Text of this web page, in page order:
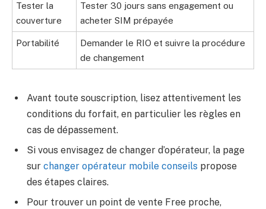
Tester la
couverture
Tester 30 jours sans engagement ou
acheter SIM prépayée
Portabilité
Demander le RIO et suivre la procédure
de changement
Avant toute souscription, lisez attentivement les
conditions du forfait, en particulier les règles en
cas de dépassement.
Si vous envisagez de changer d’opérateur, la page
sur changer opérateur mobile conseils propose
des étapes claires.
Pour trouver un point de vente Free proche,